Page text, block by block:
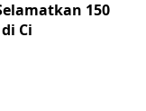
150
Ci